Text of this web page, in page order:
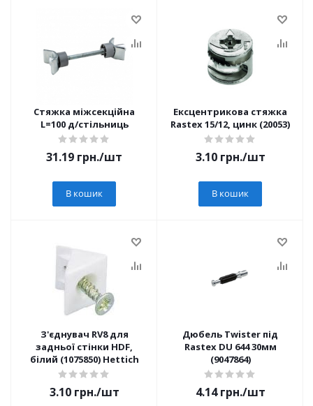
Стяжка міжсекційна
L=100 д/стільниць
31.19 грн./шт
В кошик
Ексцентрикова стяжка
Rastex 15/12, цинк (20053)
3.10грн./шт
В кошик
З'єднувач RV8 для
задньої стінки HDF,
білий (1075850) Hettich
3.10грн./шт
Дюбель Twister під
Rastex DU 644 30мм
(9047864)
4.14грн./шт